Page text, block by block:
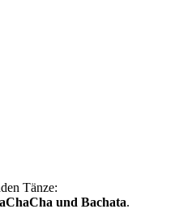
Tänze:
und Bachata.